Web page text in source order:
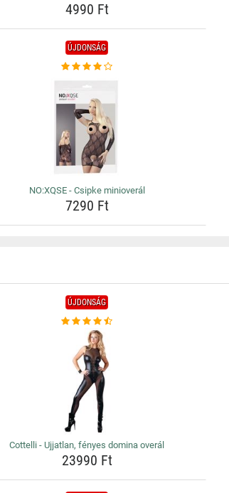
4990 Ft
ÚJDONSÁG
NO:XQSE - Csipke minioverál
7290 Ft
ÚJDONSÁG
Cottelli - Ujjatlan, fényes domina overál
23990 Ft